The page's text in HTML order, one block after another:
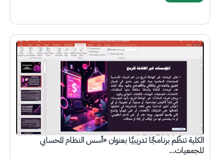
الصورة
الكلية تنظّم برنامجًا تدريبيًا بعنوان «أسس النظام المحسابي
للجمعيات…